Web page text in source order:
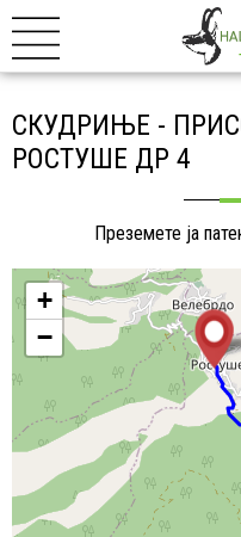
СКУДРИЊЕ -
РОСТУШЕ ДР 4
Преземете ја
+
−